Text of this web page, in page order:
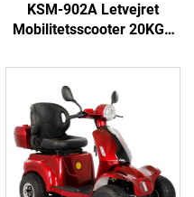
KSM-902A Letvejret
Mobilitetsscooter 20KGS
Rejse Scooter 3-hjuls for